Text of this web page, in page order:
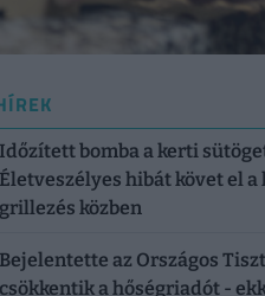
Időzített bomba a kerti
Életveszélyes hibát követ el a
grillezés közben
Bejelentette az Országos
csökkentik a hőségriadót -